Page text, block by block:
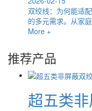
双绞线：为何能适
的多元需求。从家
More +
推荐产品
超五类